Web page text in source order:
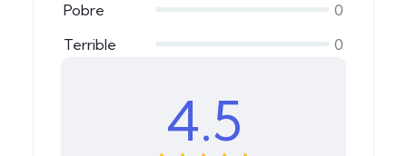
Pobre
0
Terrible
0
4.5